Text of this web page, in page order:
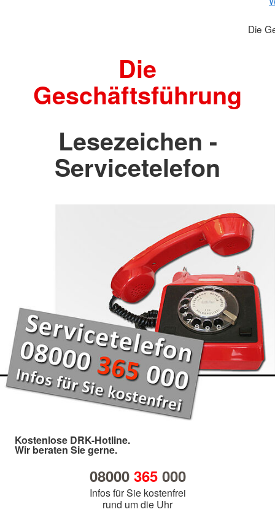
Die
Die
Geschäftsführung
Lesezeichen -
Servicetelefon
Kostenlose DRK-Hotline.
Wir beraten Sie gerne.
08000 365000
Infos für Sie kostenfrei
rund um die Uhr